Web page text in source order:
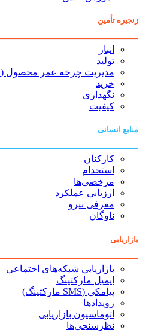
زنجیره تأمین
انبار
تولید
مدیریت چرخه عمر محصول (PLM)
خرید
نگهداری
کیفیت
منابع انسانی
کارکنان
استخدام
مرخصی‌ها
ارزیابی عملکرد
معرفی نیرو
ناوگان
بازاریابی
بازاریابی شبکه‌های اجتماعی
ایمیل مارکتینگ
پیامکی (SMS مارکتینگ)
رویدادها
اتوماسیون بازاریابی
نظرسنجی‌ها